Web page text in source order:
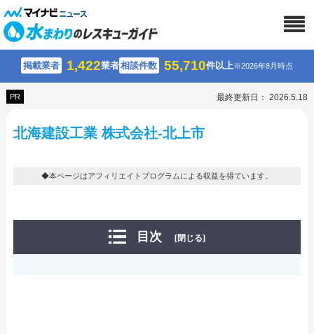
掲載業者 1,422業者相談件数 55,710件以上※2026年8月時点
PR 最終更新日： 2026.5.18
北海建設工業 株式会社-北上市
◆本ページはアフィリエイトプログラムによる収益を得ています。
目次 [閉じる]